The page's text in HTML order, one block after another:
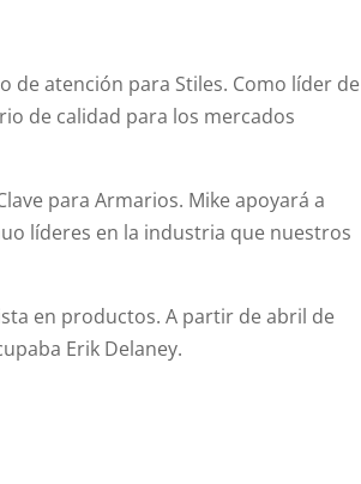
atención para Stiles. Como líder de
de calidad para los mercados
para Armarios. Mike apoyará a
líderes en la industria que nuestros
en productos. A partir de abril de
Erik Delaney.